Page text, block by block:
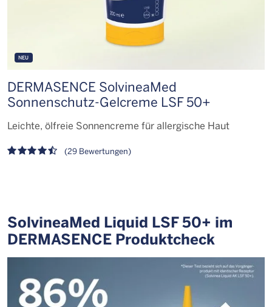
NEU
DERMASENCE SolvineaMed
Sonnenschutz-Gelcreme LSF 50+
Leichte, ölfreie Sonnencreme für allergische Haut
(29 Bewertungen)
SolvineaMed Liquid LSF 50+ im
DERMASENCE Produktcheck